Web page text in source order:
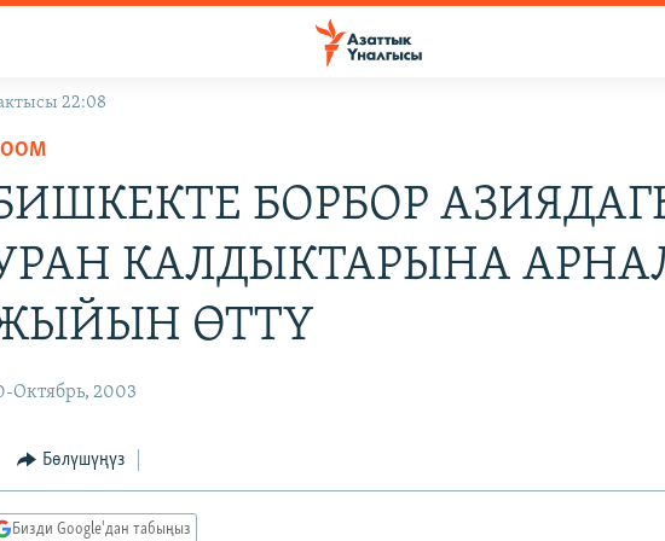
22:08
БОРБОР
КАЛДЫКТАРЫНА
ӨТТҮ
Октябрь, 2003
Бөлүшүңүз
Бизди Google'дан табыңыз